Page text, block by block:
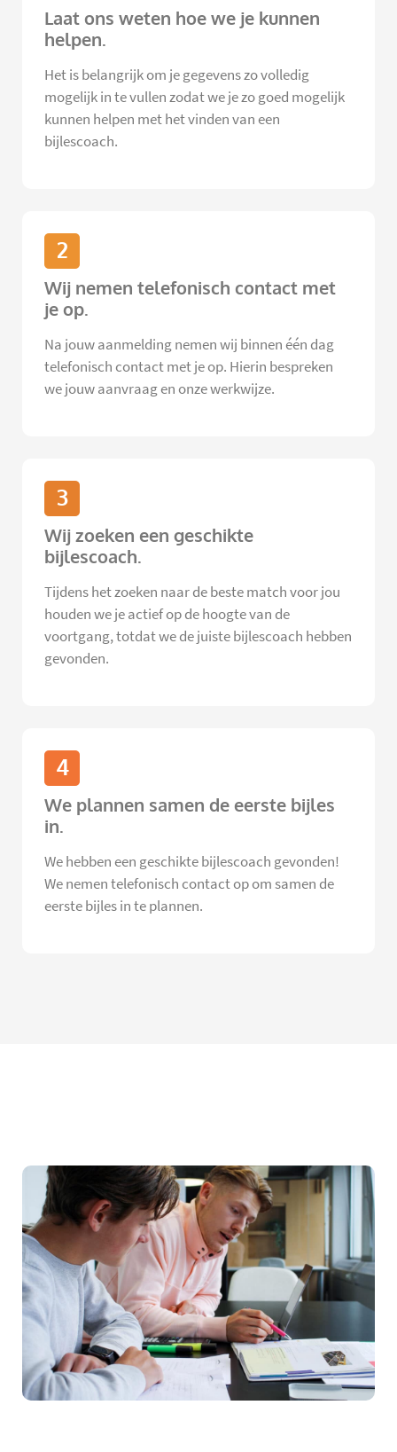
Laat ons weten hoe we je kunnen
helpen.
Het is belangrijk om je gegevens zo volledig
mogelijk in te vullen zodat we je zo goed mogelijk
kunnen helpen met het vinden van een
bijlescoach.
2
Wij nemen telefonisch contact met
je op.
Na jouw aanmelding nemen wij binnen één dag
telefonisch contact met je op. Hierin bespreken
we jouw aanvraag en onze werkwijze.
3
Wij zoeken een geschikte
bijlescoach.
Tijdens het zoeken naar de beste match voor jou
houden we je actief op de hoogte van de
voortgang, totdat we de juiste bijlescoach hebben
gevonden.
4
We plannen samen de eerste bijles
in.
We hebben een geschikte bijlescoach gevonden!
We nemen telefonisch contact op om samen de
eerste bijles in te plannen.